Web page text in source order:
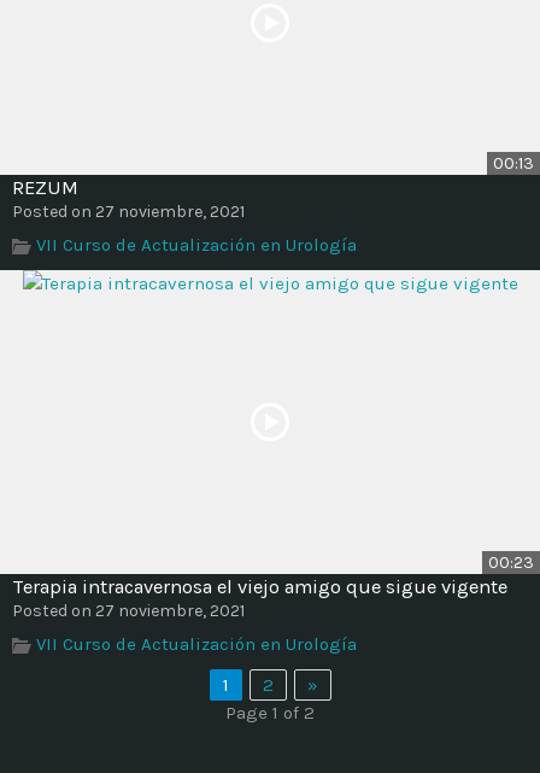
00:13
REZUM
Posted on 27 noviembre, 2021
VII Curso de Actualización en Urología
00:23
Terapia intracavernosa el viejo amigo que sigue vigente
Posted on 27 noviembre, 2021
VII Curso de Actualización en Urología
1
2
»
Page 1 of 2